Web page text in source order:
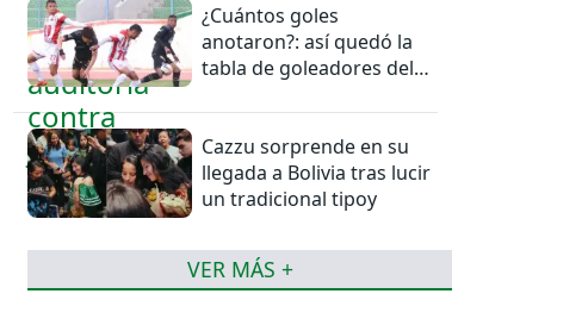
¿Cuántos goles
anotaron?: así quedó la
tabla de goleadores del
Cazzu sorprende en su
llegada a Bolivia tras lucir
un tradicional tipoy
VER MÁS +